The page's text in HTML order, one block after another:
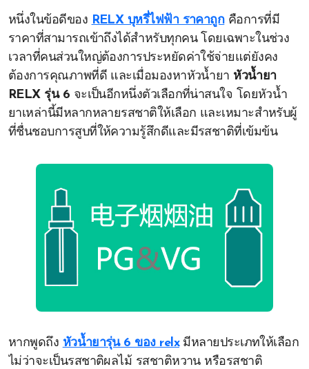
หนึ่งในข้อดีของ RELX บุหรี่ไฟฟ้า ราคาถูกคือการที่มี
ราคาที่สามารถเข้าถึงได้สำหรับทุกคน โดยเฉพาะในช่วง
เวลาที่คนส่วนใหญ่ต้องการประหยัดค่าใช้จ่ายแต่ยังคง
ต้องการคุณภาพที่ดี และเมื่อมองหาหัวน้ำยา หัวน้ำยา
RELX รุ่น 6 จะเป็นอีกหนึ่งตัวเลือกที่น่าสนใจ โดยหัวน้ำ
ยาเหล่านี้มีหลากหลายรสชาติให้เลือก และเหมาะสำหรับผู้
ที่ชื่นชอบการสูบที่ให้ความรู้สึกดีและมีรสชาติที่เข้มข้น
หากพูดถึง หัวน้ำยารุ่น 6 ของ relxมีหลายประเภทให้เลือก
ไม่ว่าจะเป็นรสชาติผลไม้ รสชาติหวาน หรือรสชาติ